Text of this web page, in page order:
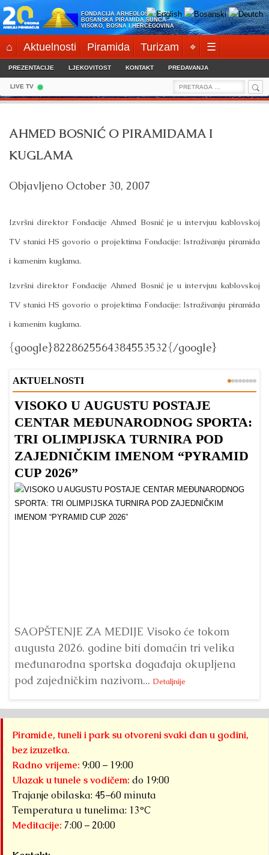
Skip
to
content
FONDACIJA ARHEOLOŠKI PARK:
BOSANSKA PIRAMIDA SUNCA
VISOKO, BOSNA I HERCEGOVINA
⌂ Aktuelnosti Piramida Turizam ⌖ ☰
PREZENTACIJE LJEKOVITOST KONTAKT PREDAVANJA
LIVE TV
Search
for:
AHMED BOSNIĆ O PIRAMIDAMA I
KUGLAMA
Objavljeno October 30, 2007
Izvršni direktor Fondacije Ahmed Bosnić je u intervjuu kablovskoj
TV stanici HS govorio o projektima Fondacije: Istraživanju piramida
i kamenim kuglama.
Izvršni direktor Fondacije Ahmed Bosnić je u intervjuu kablovskoj
TV stanici HS govorio o projektima Fondacije: Istraživanju piramida
i kamenim kuglama.
{google}8228625564384553532{/google}
AKTUELNOSTI
VISOKO U AUGUSTU POSTAJE
CENTAR MEĐUNARODNOG SPORTA:
TRI OLIMPIJSKA TURNIRA POD
ZAJEDNIČKIM IMENOM “PYRAMID
CUP 2026”
SAOPŠTENJE ZA MEDIJE Visoko će tokom
augusta 2026. godine biti domaćin tri velika
međunarodna sportska događaja okupljena
pod zajedničkim nazivom... Detaljnije
Piramide, tuneli i park su otvoreni svaki dan u godini,
bez izuzetka.
Radno vrijeme: 9:00 – 19:00
Ulazak u tunele s vodičem: do 19:00
Trajanje obilaska: 45–60 minuta
Temperatura u tunelima: 13°C
Meditacije: 7:00 – 20:00